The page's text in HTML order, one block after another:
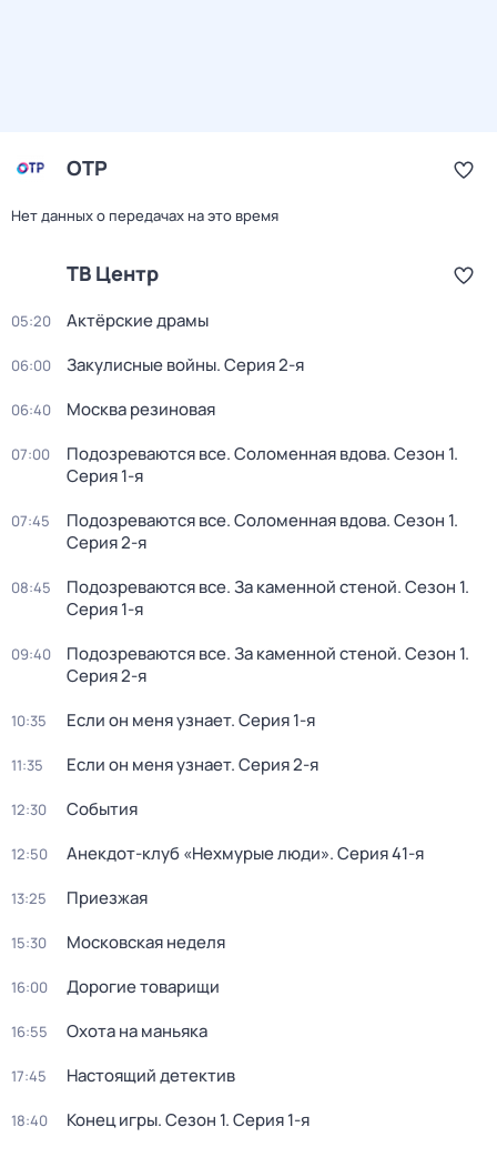
ОТР
Нет данных о передачах на это время
ТВ Центр
05:20 Актёрские драмы
06:00 Закулисные войны. Серия 2-я
06:40 Москва резиновая
07:00 Подозреваются все. Соломенная вдова. Сезон 1.
Серия 1-я
07:45 Подозреваются все. Соломенная вдова. Сезон 1.
Серия 2-я
08:45 Подозреваются все. За каменной стеной. Сезон 1.
Серия 1-я
09:40 Подозреваются все. За каменной стеной. Сезон 1.
Серия 2-я
10:35 Если он меня узнает. Серия 1-я
11:35 Если он меня узнает. Серия 2-я
12:30 События
12:50 Анекдот-клуб «Нехмурые люди». Серия 41-я
13:25 Приезжая
15:30 Московская неделя
16:00 Дорогие товарищи
16:55 Охота на маньяка
17:45 Настоящий детектив
18:40 Конец игры. Сезон 1. Серия 1-я